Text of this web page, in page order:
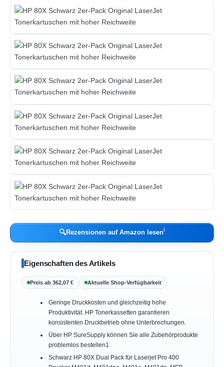
🔍Rezensionen auf Amazon lesenℹ︎
Eigenschaften des Artikels
Preis ab 362,07 € Aktuelle Shop-Verfügbarkeit
Geringe Druckkosten und gleichzeitig hohe
Produktivität. HP Tonerkassetten garantieren
konsistenten Druckbetrieb ohne Unterbrechungen.
Über HP SureSupply können Sie alle Zubehörprodukte
problemlos bestellen1.
Schwarz HP 80X Dual Pack für Laserjet Pro 400